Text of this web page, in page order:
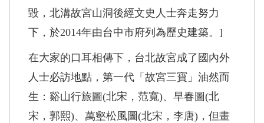
毀，北溝故宮山洞後經文史人士奔走努力
下，於2014年由台中市府列為歷史建築。]
在大家的口耳相傳下，台北故宮成了國內外
人士必訪地點，第一代「故宮三寶」油然而
生：谿山行旅圖(北宋，范寬)、早春圖(北
宋，郭熙)、萬壑松風圖(北宋，李唐)，但畫